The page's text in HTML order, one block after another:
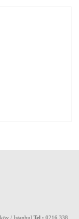
/ Istanbul Tel : 0216 338